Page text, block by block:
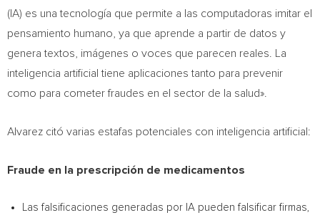
(IA) es una tecnología que permite a las computadoras imitar el
pensamiento humano, ya que aprende a partir de datos y
genera textos, imágenes o voces que parecen reales. La
inteligencia artificial tiene aplicaciones tanto para prevenir
como para cometer fraudes en el sector de la salud».
Alvarez citó varias estafas potenciales con inteligencia artificial:
Fraude en la prescripción de medicamentos
Las falsificaciones generadas por IA pueden falsificar firmas,